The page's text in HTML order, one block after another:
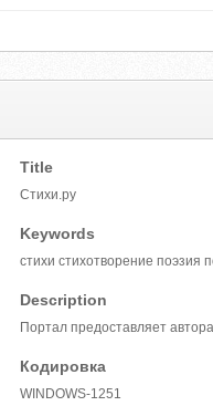
Title
Стихи.ру
Keywords
стихи стихотворение поэзия
Description
Портал предоставляет
Кодировка
WINDOWS-1251